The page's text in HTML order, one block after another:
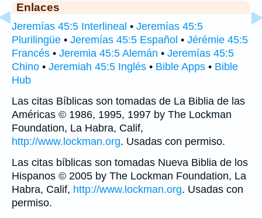
Enlaces
Jeremías 45:5 Interlineal • Jeremías 45:5
Plurilingüe • Jeremías 45:5 Español • Jérémie 45:5
Francés • Jeremia 45:5 Alemán • Jeremías 45:5
Chino • Jeremiah 45:5 Inglés • Bible Apps • Bible
Hub
Las citas Bíblicas son tomadas de La Biblia de las
Américas © 1986, 1995, 1997 by The Lockman
Foundation, La Habra, Calif,
http://www.lockman.org. Usadas con permiso.
Las citas bíblicas son tomadas Nueva Biblia de los
Hispanos © 2005 by The Lockman Foundation, La
Habra, Calif, http://www.lockman.org. Usadas con
permiso.